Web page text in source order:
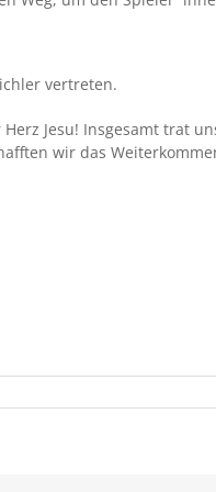
vertreten.
Jesu! Insgesamt trat
wir das